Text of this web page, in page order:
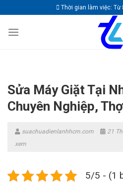
to
content
Thời gian làm việc: Từ
Sửa Máy Giặt Tại
Chuyên Nghiệp,
suachuadienlanhhcm.com 21
xem
5/5 - (1